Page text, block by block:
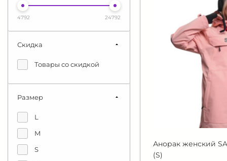
Анорак женский
(S)
4792 24792
Скидка
Товары со скидкой
Размер
L
M
S